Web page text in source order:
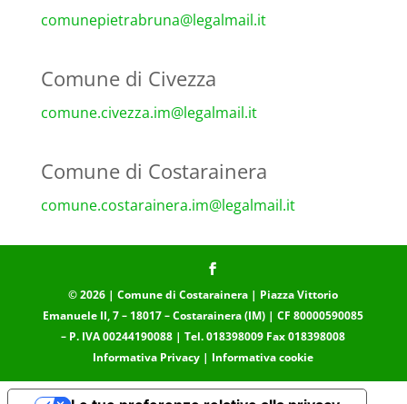
comunepietrabruna@legalmail.it
Comune di Civezza
comune.civezza.im@legalmail.it
Comune di Costarainera
comune.costarainera.im@legalmail.it
© 2026 | Comune di Costarainera | Piazza Vittorio
Emanuele II, 7 – 18017 – Costarainera (IM) | CF 80000590085
– P. IVA 00244190088 | Tel. 018398009 Fax 018398008
Informativa Privacy | Informativa cookie